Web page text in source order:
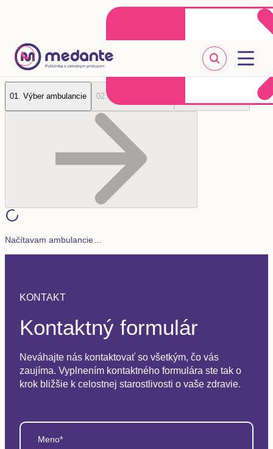
Klientske centrum
+421 2 20 302 303
01. Výber ambulancie 02.
Načítavam ambulancie…
KONTAKT
Kontaktný formulár
Neváhajte nás kontaktovať so všetkým, čo vás
zaujíma. Vyplnením kontaktného formulára ste tak o
krok bližšie k celostnej starostlivosti o vaše zdravie.
Meno*